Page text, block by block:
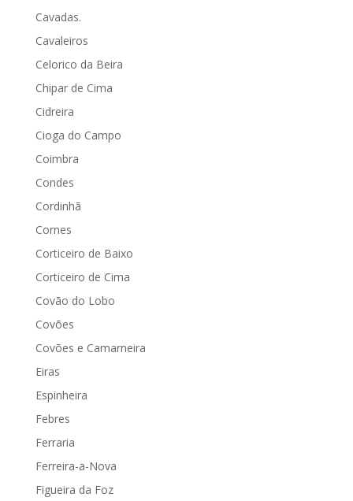
Cavadas.
Cavaleiros
Celorico da Beira
Chipar de Cima
Cidreira
Cioga do Campo
Coimbra
Condes
Cordinhã
Cornes
Corticeiro de Baixo
Corticeiro de Cima
Covão do Lobo
Covões
Covões e Camarneira
Eiras
Espinheira
Febres
Ferraria
Ferreira-a-Nova
Figueira da Foz